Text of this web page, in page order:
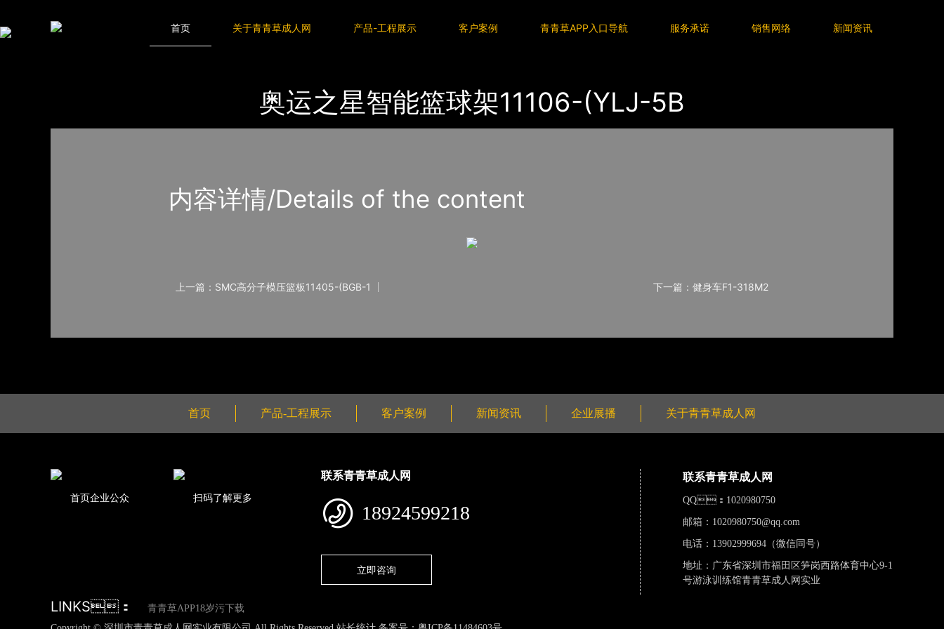
首页 关于青青草成人网 产品-工程展示 客户案例 青青草APP入口导航 服务承诺 销售网络 新闻资讯
产品-工程展示 体育器材
奥运之星智能篮球架11106-(YLJ-5B
内容详情/Details of the content
上一篇：SMC高分子模压篮板11405-(BGB-1 下一篇：健身车F1-318M2
首页 产品-工程展示 客户案例 新闻资讯 企业展播 关于青青草成人网
首页企业公众 扫码了解更多
联系青青草成人网
18924599218
立即咨询
联系青青草成人网
QQ：1020980750
邮箱： 1020980750@qq.com
电话：13902999694（微信同号）
地址：广东省深圳市福田区笋岗西路体育中心9-1
号游泳训练馆青青草成人网实业
LINKS：
青青草APP18岁污下载